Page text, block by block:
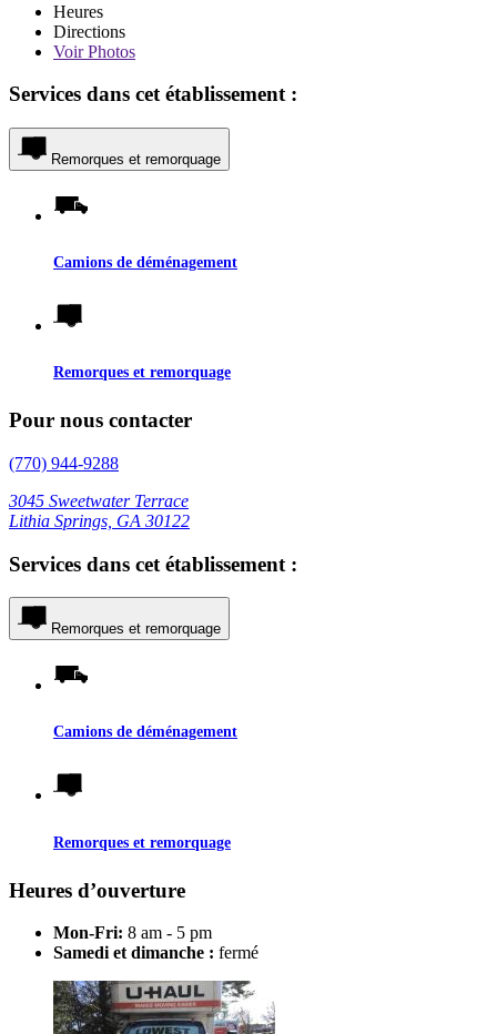
Heures
Directions
VoirPhotos
Services dans cet établissement :
Remorques et remorquage
Camions de déménagement
Remorques et remorquage
Pour nous contacter
(770) 944-9288
3045 Sweetwater Terrace
Lithia Springs, GA 30122
Services dans cet établissement :
Remorques et remorquage
Camions de déménagement
Remorques et remorquage
Heures d’ouverture
Mon-Fri: 8 am - 5 pm
Samedi et dimanche : fermé